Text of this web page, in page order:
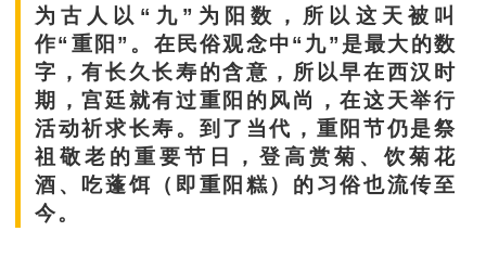
为古人以“九”为阳数，所以这天被叫
作“重阳”。在民俗观念中“九”是最大的数
字，有长久长寿的含意，所以早在西汉时
期，宫廷就有过重阳的风尚，在这天举行
活动祈求长寿。到了当代，重阳节仍是祭
祖敬老的重要节日，登高赏菊、饮菊花
酒、吃蓬饵（即重阳糕）的习俗也流传至
今。